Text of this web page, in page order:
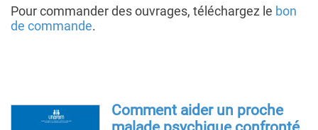
Pour commander des ouvrages, téléchargez le bon
de commande.
Comment aider un proche